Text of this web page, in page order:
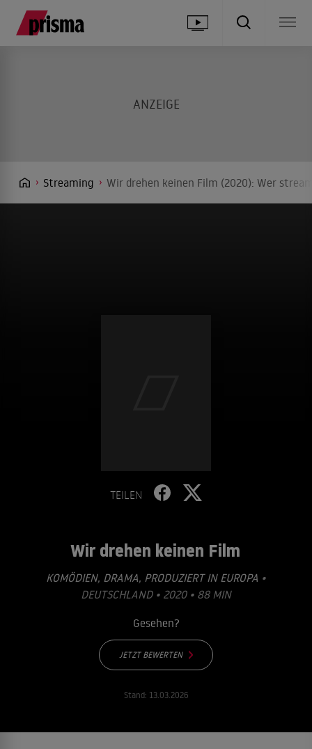
Streaming Wir drehen keinen Film (2020): Wer
TEILEN
Wir drehen keinen Film
KOMÖDIEN, DRAMA, PRODUZIERT IN EUROPA •
DEUTSCHLAND • 2020 • 88 MIN
Gesehen?
JETZT BEWERTEN
Stand: 13.03.2026